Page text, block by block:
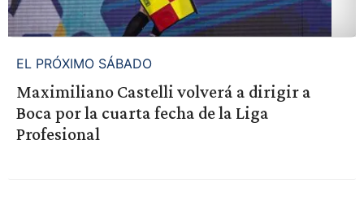
EL PRÓXIMO SÁBADO
Maximiliano Castelli volverá a dirigir a
Boca por la cuarta fecha de la Liga
Profesional